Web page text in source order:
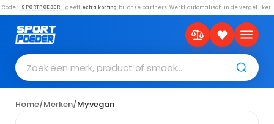
Code SPORTPOEDER geeft extra korting bij onze partners. Werkt automatisch in de vergelijker.
Zoek een merk, product of smaak…
Home/Merken/Myvegan